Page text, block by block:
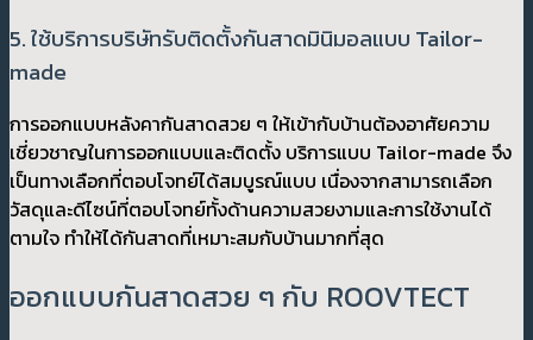
5. ใช้บริการบริษัทรับติดตั้งกันสาดมินิมอลแบบ Tailor-
made
การออกแบบหลังคากันสาดสวย ๆ ให้เข้ากับบ้านต้องอาศัยความ
เชี่ยวชาญในการออกแบบและติดตั้ง บริการแบบ Tailor-made จึง
เป็นทางเลือกที่ตอบโจทย์ได้สมบูรณ์แบบ เนื่องจากสามารถเลือก
วัสดุและดีไซน์ที่ตอบโจทย์ทั้งด้านความสวยงามและการใช้งานได้
ตามใจ ทำให้ได้กันสาดที่เหมาะสมกับบ้านมากที่สุด
ออกแบบกันสาดสวย ๆ กับ ROOVTECT